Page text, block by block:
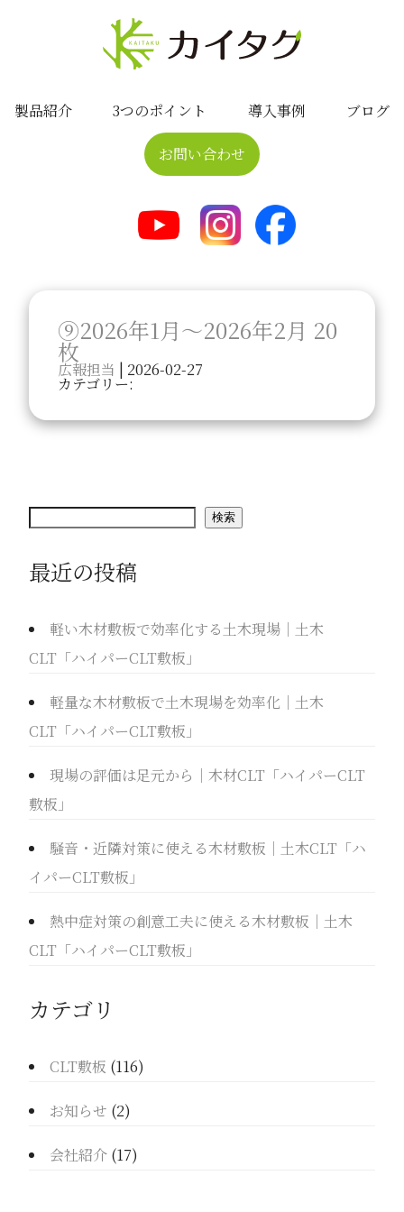
製品紹介 3つのポイント 導入事例 ブログ
お問い合わせ
⑨2026年1月～2026年2月 20
枚
広報担当 | 2026-02-27
カテゴリー:
検索
最近の投稿
軽い木材敷板で効率化する土木現場｜土木
CLT「ハイパーCLT敷板」
軽量な木材敷板で土木現場を効率化｜土木
CLT「ハイパーCLT敷板」
現場の評価は足元から｜木材CLT「ハイパーCLT
敷板」
騒音・近隣対策に使える木材敷板｜土木CLT「ハ
イパーCLT敷板」
熱中症対策の創意工夫に使える木材敷板｜土木
CLT「ハイパーCLT敷板」
カテゴリ
CLT敷板 (116)
お知らせ (2)
会社紹介 (17)